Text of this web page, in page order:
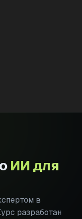
ИИ для
в
разработан